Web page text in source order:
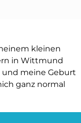
kleinen
in Wittmund
und meine Geburt
ganz normal